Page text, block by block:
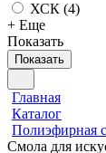
ХСК (4)
+ Еще
Показать
Показать
Главная
Каталог
Полиэфирная
Смола для